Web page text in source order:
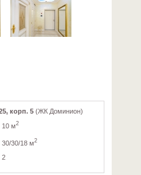
корп. 5 (ЖК Доминион)
10 м2
30/30/18 м2
2